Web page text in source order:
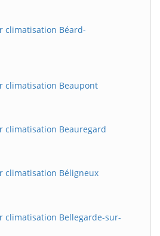
climatisation Béard-
climatisation Beaupont
climatisation Beauregard
climatisation Béligneux
climatisation Bellegarde-sur-